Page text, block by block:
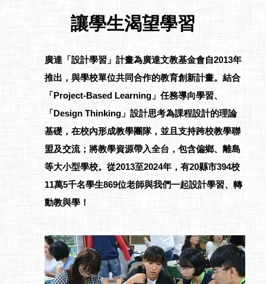
讓學生渴望學習
廣達「設計學習」計畫為廣達文教基金會自2013年
推出，與學校單位共同合作的教育創新計畫。結合
「Project-Based Learning」任務導向學習、
「Design Thinking」設計思考為課程設計的理論
基礎，在校內形成教學團隊，並且支持跨校教學聯
盟及交流；將教學資源帶入全台，包含偏鄉、離島
等大小型學校。從2013至2024年，有20縣市394校
11萬5千名學生869位老師與我們一起設計學習、轉
動教與學！